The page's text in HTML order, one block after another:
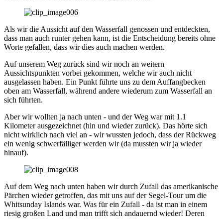
Als wir die Aussicht auf den Wasserfall genossen und entdeckten,
dass man auch runter gehen kann, ist die Entscheidung bereits ohne
Worte gefallen, dass wir dies auch machen werden.
Auf unserem Weg zurück sind wir noch an weitern
Aussichtspunkten vorbei gekommen, welche wir auch nicht
ausgelassen haben. Ein Punkt führte uns zu dem Auffangbecken
oben am Wasserfall, während andere wiederum zum Wasserfall an
sich führten.
Aber wir wollten ja nach unten - und der Weg war mit 1.1
Kilometer ausgezeichnet (hin und wieder zurück). Das hörte sich
nicht wirklich nach viel an - wir wussten jedoch, dass der Rückweg
ein wenig schwerfälliger werden wir (da mussten wir ja wieder
hinauf).
Auf dem Weg nach unten haben wir durch Zufall das amerikanische
Pärchen wieder getroffen, das mit uns auf der Segel-Tour um die
Whitsunday Islands war. Was für ein Zufall - da ist man in einem
riesig großen Land und man trifft sich andauernd wieder! Deren